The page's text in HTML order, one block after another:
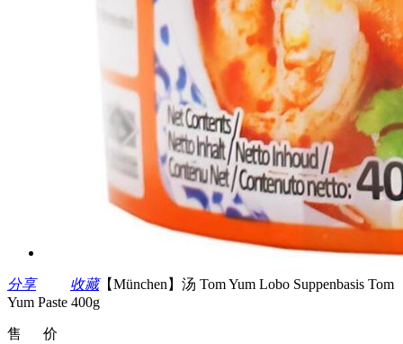
分享 收藏【München】汤 Tom Yum Lobo Suppenbasis Tom
Yum Paste 400g
售 价